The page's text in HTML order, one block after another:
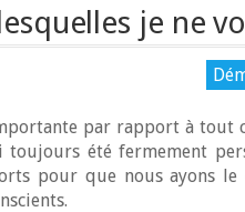
je ne
par rapport à tout
toujours été fermement
pour que nous ayons